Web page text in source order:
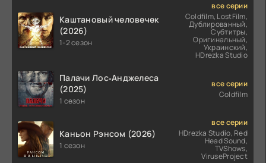
Каштановый человечек
(2026)
1-2 сезон
все серии
Coldfilm, LostFilm,
Дублированный,
Субтитры,
Оригинальный,
Украинский,
HDrezka Studio
Палачи Лос‑Анджелеса
(2025)
1 сезон
все серии
Coldfilm
Каньон Рэнсом (2026)
1 сезон
все серии
HDrezka Studio, Red
Head Sound,
TVShows,
ViruseProject